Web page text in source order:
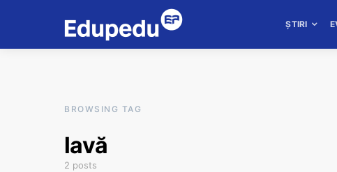
ȘTIRI
BROWSING TAG
lavă
2 posts